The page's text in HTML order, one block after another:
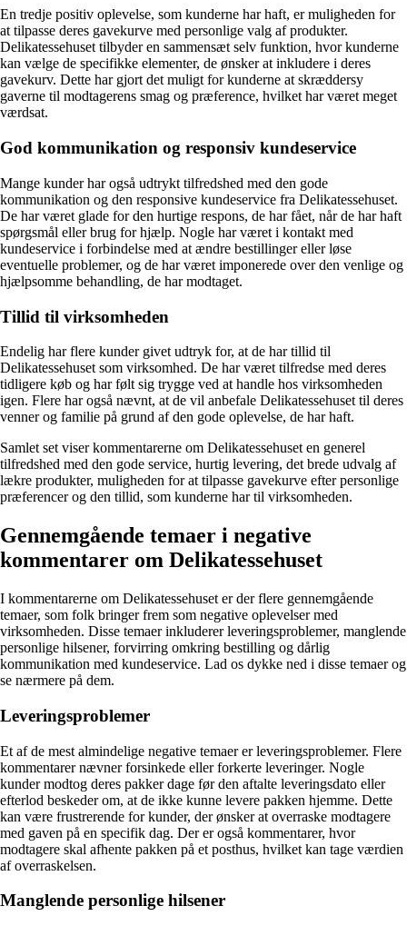
En tredje positiv oplevelse, som kunderne har haft, er muligheden for
at tilpasse deres gavekurve med personlige valg af produkter.
Delikatessehuset tilbyder en sammensæt selv funktion, hvor kunderne
kan vælge de specifikke elementer, de ønsker at inkludere i deres
gavekurv. Dette har gjort det muligt for kunderne at skræddersy
gaverne til modtagerens smag og præference, hvilket har været meget
værdsat.
God kommunikation og responsiv kundeservice
Mange kunder har også udtrykt tilfredshed med den gode
kommunikation og den responsive kundeservice fra Delikatessehuset.
De har været glade for den hurtige respons, de har fået, når de har haft
spørgsmål eller brug for hjælp. Nogle har været i kontakt med
kundeservice i forbindelse med at ændre bestillinger eller løse
eventuelle problemer, og de har været imponerede over den venlige og
hjælpsomme behandling, de har modtaget.
Tillid til virksomheden
Endelig har flere kunder givet udtryk for, at de har tillid til
Delikatessehuset som virksomhed. De har været tilfredse med deres
tidligere køb og har følt sig trygge ved at handle hos virksomheden
igen. Flere har også nævnt, at de vil anbefale Delikatessehuset til deres
venner og familie på grund af den gode oplevelse, de har haft.
Samlet set viser kommentarerne om Delikatessehuset en generel
tilfredshed med den gode service, hurtig levering, det brede udvalg af
lækre produkter, muligheden for at tilpasse gavekurve efter personlige
præferencer og den tillid, som kunderne har til virksomheden.
Gennemgående temaer i negative
kommentarer om Delikatessehuset
I kommentarerne om Delikatessehuset er der flere gennemgående
temaer, som folk bringer frem som negative oplevelser med
virksomheden. Disse temaer inkluderer leveringsproblemer, manglende
personlige hilsener, forvirring omkring bestilling og dårlig
kommunikation med kundeservice. Lad os dykke ned i disse temaer og
se nærmere på dem.
Leveringsproblemer
Et af de mest almindelige negative temaer er leveringsproblemer. Flere
kommentarer nævner forsinkede eller forkerte leveringer. Nogle
kunder modtog deres pakker dage før den aftalte leveringsdato eller
efterlod beskeder om, at de ikke kunne levere pakken hjemme. Dette
kan være frustrerende for kunder, der ønsker at overraske modtagere
med gaven på en specifik dag. Der er også kommentarer, hvor
modtagere skal afhente pakken på et posthus, hvilket kan tage værdien
af ​​overraskelsen.
Manglende personlige hilsener